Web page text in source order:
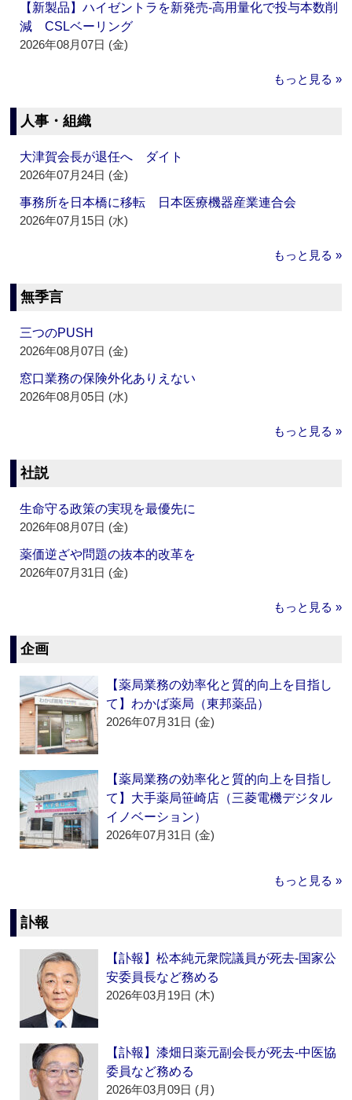
【新製品】ハイゼントラを新発売‐高用量化で投与本数削
減 CSLベーリング
2026年08月07日 (金)
もっと見る »
人事・組織
大津賀会長が退任へ ダイト
2026年07月24日 (金)
事務所を日本橋に移転 日本医療機器産業連合会
2026年07月15日 (水)
もっと見る »
無季言
三つのPUSH
2026年08月07日 (金)
窓口業務の保険外化ありえない
2026年08月05日 (水)
もっと見る »
社説
生命守る政策の実現を最優先に
2026年08月07日 (金)
薬価逆ざや問題の抜本的改革を
2026年07月31日 (金)
もっと見る »
企画
【薬局業務の効率化と質的向上を目指し
て】わかば薬局（東邦薬品）
2026年07月31日 (金)
【薬局業務の効率化と質的向上を目指し
て】大手薬局笹崎店（三菱電機デジタル
イノベーション）
2026年07月31日 (金)
もっと見る »
訃報
【訃報】松本純元衆院議員が死去‐国家公
安委員長など務める
2026年03月19日 (木)
【訃報】漆畑日薬元副会長が死去‐中医協
委員など務める
2026年03月09日 (月)